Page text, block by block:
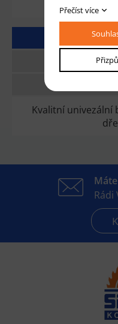
Kvalitní univezální
Rádi
Přečíst více